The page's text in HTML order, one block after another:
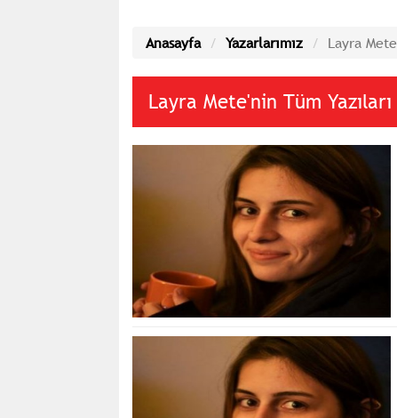
Anasayfa Yazarlarımız Layra Mete
Layra Mete'nin Tüm Yazıları